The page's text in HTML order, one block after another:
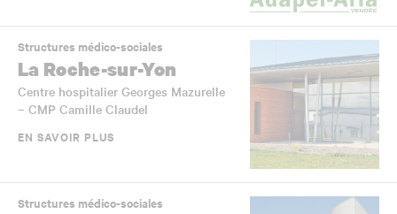
Structures médico-sociales
La Roche-sur-Yon
Centre hospitalier Georges Mazurelle
– CMP Camille Claudel
EN SAVOIR PLUS
Structures médico-sociales